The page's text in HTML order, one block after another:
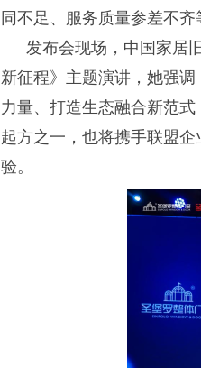
同不足、服务质量参差不齐
发布会现场，中国家居
新征程》主题演讲，她强
力量、打造生态融合新范
起方之一，也将携手联盟
验。